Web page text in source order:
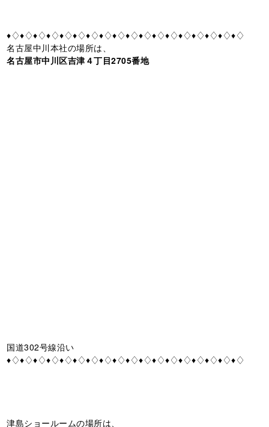
♦♢♦♢♦♢♦♢♦♢♦♢♦♢♦♢♦♢♦♢♦♢♦♢♦♢♦♢♦♢♦♢♦♢♦♢
名古屋中川本社の場所は、
名古屋市中川区吉津４丁目2705番地
国道302号線沿い
♦♢♦♢♦♢♦♢♦♢♦♢♦♢♦♢♦♢♦♢♦♢♦♢♦♢♦♢♦♢♦♢♦♢♦♢
津島ショールームの場所は、